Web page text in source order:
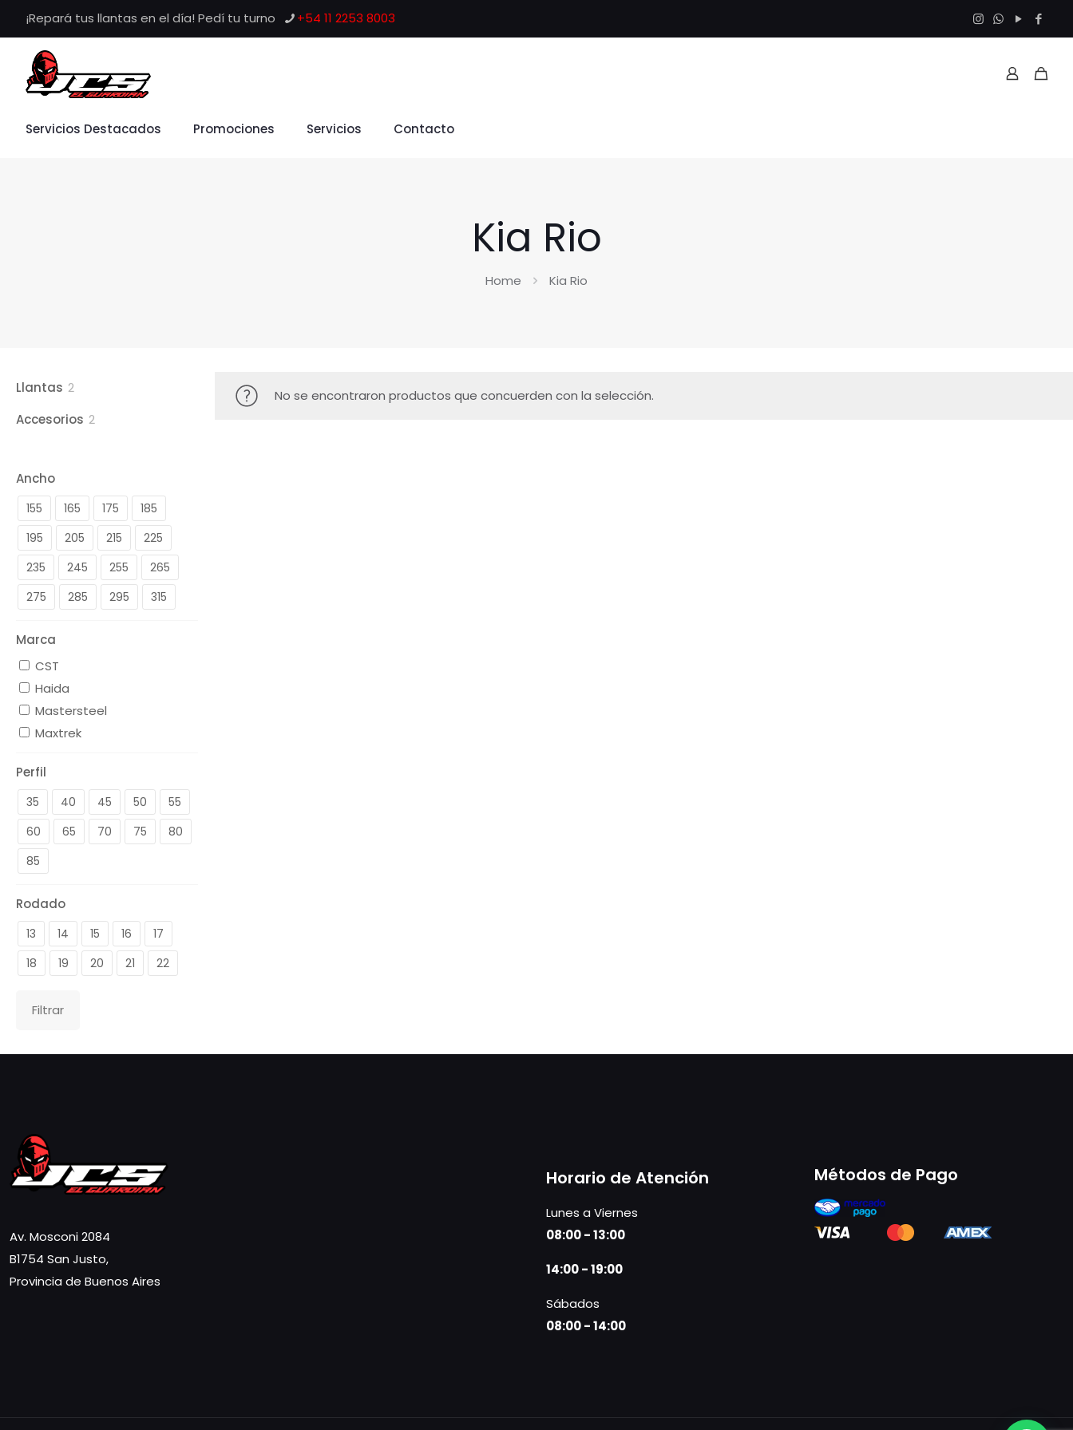
¡Repará tus llantas en el día! Pedí tu turno +54 11 2253 8003
Servicios Destacados Promociones Servicios Contacto
Kia Rio
Home Kia Rio
No se encontraron productos que concuerden con la selección.
Llantas 2
Accesorios 2
Ancho
155 165 175
185
195
205 215
225
235
245 255
265
275
285 295 315
Marca
CST
Haida
Mastersteel
Maxtrek
Perfil
35 40 45 50
55
60
65 70 75
80
85
Rodado
13 14 15 16
17
18
19 20 21 22
Filtrar
Av. Mosconi 2084
B1754 San Justo,
Provincia de Buenos Aires
Horario de Atención
Lunes a Viernes
08:00 - 13:00
14:00 - 19:00
Sábados
08:00 - 14:00
Métodos de Pago